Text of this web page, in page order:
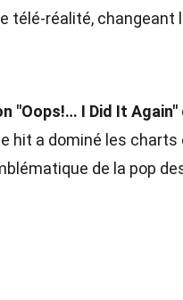
télé-réalité, changeant
"Oops!… I Did It
hit a dominé les
de la pop